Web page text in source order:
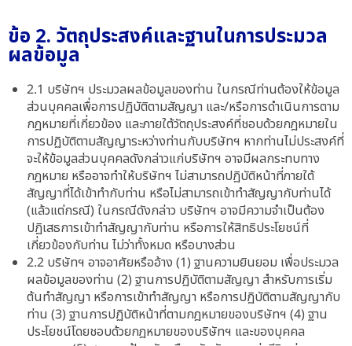
ข้อ 2. วัตถุประสงค์และฐานในการประมวล
ผลข้อมูล
2.1 บริษัทฯ ประมวลผลข้อมูลของท่าน ในกรณีท่านต้องให้ข้อมูล
ส่วนบุคคลเพื่อการปฏิบัติตามสัญญา และ/หรือการดำเนินการตาม
กฎหมายที่เกี่ยวข้อง และภายใต้วัตถุประสงค์ที่ชอบด้วยกฎหมายใน
การปฏิบัติตามสัญญาระหว่างท่านกับบริษัทฯ หากท่านไม่ประสงค์ที่
จะให้ข้อมูลส่วนบุคคลดังกล่าวแก่บริษัทฯ อาจมีผลกระทบทาง
กฎหมาย หรืออาจทำให้บริษัทฯ ไม่สามารถปฏิบัติหน้าที่ภายใต้
สัญญาที่ได้เข้าทำกับท่าน หรือไม่สามารถเข้าทำสัญญากับท่านได้
(แล้วแต่กรณี) ในกรณีดังกล่าว บริษัทฯ อาจมีความจำเป็นต้อง
ปฏิเสธการเข้าทำสัญญากับท่าน หรือการให้สิทธิประโยชน์ที่
เกี่ยวข้องกับท่าน ไม่ว่าทั้งหมด หรือบางส่วน
2.2 บริษัทฯ อาจอาศัยหรืออ้าง (1) ฐานความยินยอม เพื่อประมวล
ผลข้อมูลของท่าน (2) ฐานการปฏิบัติตามสัญญา สำหรับการเริ่ม
ต้นทำสัญญา หรือการเข้าทำสัญญา หรือการปฏิบัติตามสัญญากับ
ท่าน (3) ฐานการปฏิบัติหน้าที่ตามกฎหมายของบริษัทฯ (4) ฐาน
ประโยชน์โดยชอบด้วยกฎหมายของบริษัทฯ และของบุคคล